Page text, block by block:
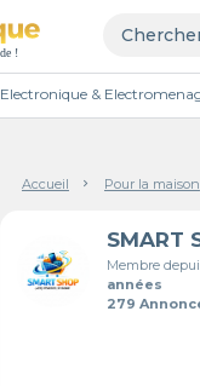
Electronique &
Accueil Pour la maison
SMART
Membre
années
279